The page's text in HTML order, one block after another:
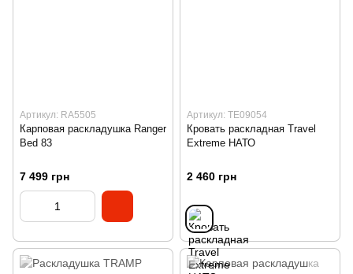
Артикул: RA5505
Карповая раскладушка Ranger
Bed 83
7 499 грн
Артикул: TE09054
Кровать раскладная Travel
Extreme НАТО
2 460 грн